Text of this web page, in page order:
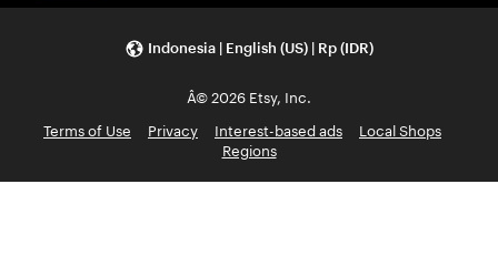
Indonesia | English (US) | Rp (IDR)
Â© 2026 Etsy, Inc.
Terms of Use
Privacy Interest-based ads
Local Shops
Regions